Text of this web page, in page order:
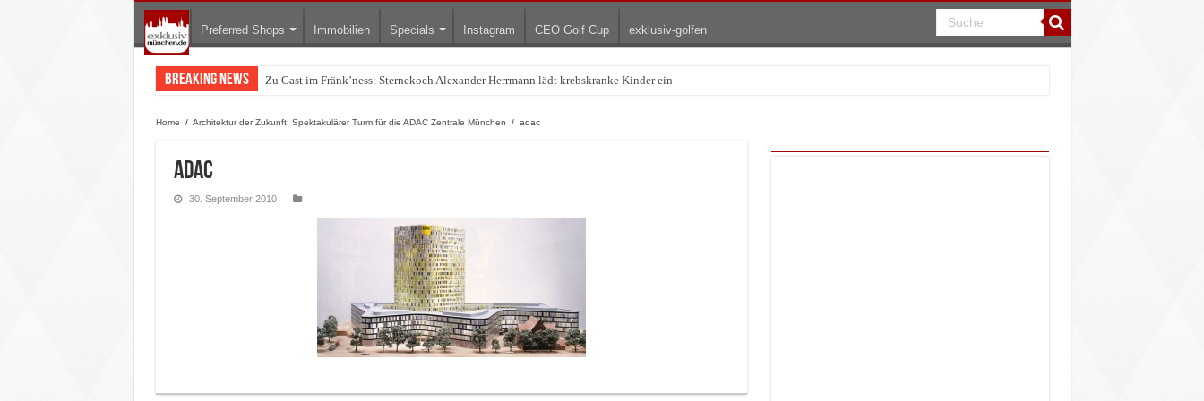
Preferred Shops Immobilien Specials Instagram CEO Golf Cup exklusiv-golfen
Breaking News Zu Gast im Fränk’ness: Sternekoch Alexander Herrmann lädt krebskranke Kinder ein
Warum München gerade zum Treffpunkt der Lingerie-Branche wurde
Home / Architektur der Zukunft: Spektakulärer Turm für die ADAC Zentrale München / adac
adac
30. September 2010